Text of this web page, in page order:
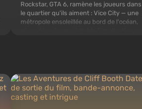
Rockstar, GTA 6, ramène les joueurs dans
le quartier qu'ils aiment : Vice City — une
métropole ensoleillée au bord de l'océan,